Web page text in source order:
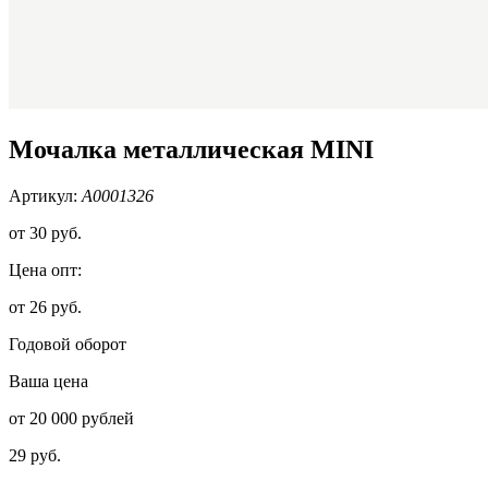
Мочалка металлическая MINI
Артикул: А0001326
от 30 руб.
Цена опт:
от 26 руб.
Годовой оборот
Ваша цена
от 20 000 рублей
29 руб.